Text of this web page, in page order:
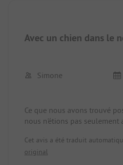
Avec un chien dans le
Simone
Ce que nous avons trouvé
nous n'étions pas seulement
beaucoup d'espace, on peut
le bruit des avions et le bruit
Cet avis a été traduit
original